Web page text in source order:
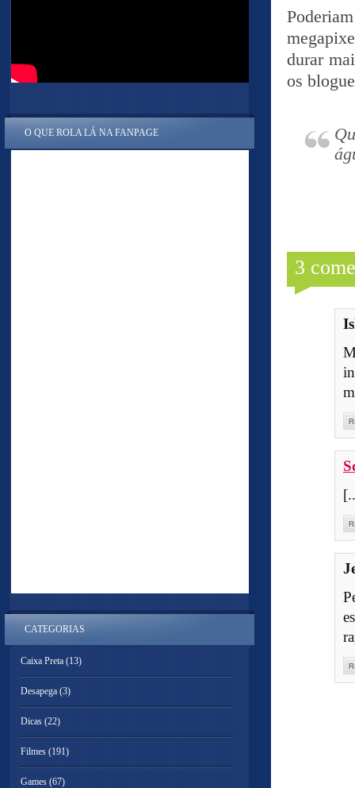
durar
os
3
O QUE ROLA LÁ NA FANPAGE
CATEGORIAS
Caixa Preta (13)
Desapega (3)
Dicas (22)
Filmes (191)
Games (67)